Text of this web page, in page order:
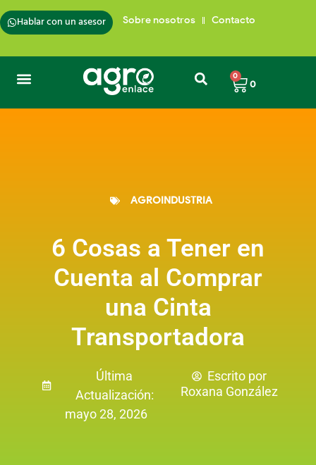
Hablar con un asesor Sobre nosotros Contacto
0
0
AGROINDUSTRIA
6 Cosas a Tener en
Cuenta al Comprar
una Cinta
Transportadora
Última
Actualización:
mayo 28, 2026
Escrito por
Roxana González